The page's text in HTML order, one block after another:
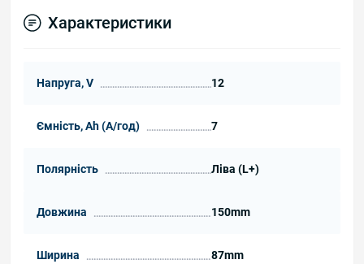
Характеристики
Напруга, V 12
Ємність, Ah (А/год) 7
Полярність Ліва (L+)
Довжина 150mm
Ширина 87mm